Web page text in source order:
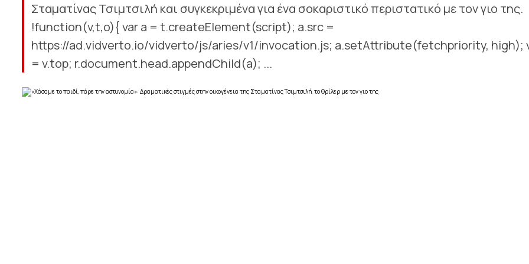
Σταματίνας Τσιμτσιλή και συγκεκριμένα για ένα σοκαριστικό περιστατικό με τον γιο της.
!function(v,t,o){ var a = t.createElement(script); a.src =
https://ad.vidverto.io/vidverto/js/aries/v1/invocation.js; a.setAttribute(fetchpriority, high);
= v.top; r.document.head.appendChild(a); ...